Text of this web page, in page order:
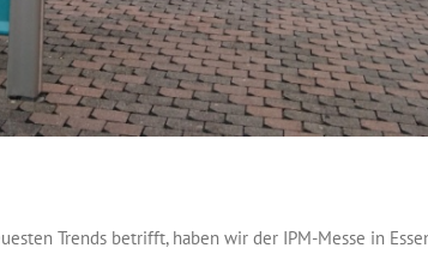
Trends betrifft, haben wir der IPM-Messe in